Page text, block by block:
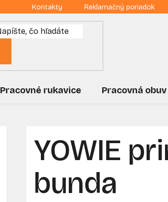
Kontakty Reklamačný poriadok
Pracovné rukavice Pracovná obuv
YOWIE
bunda